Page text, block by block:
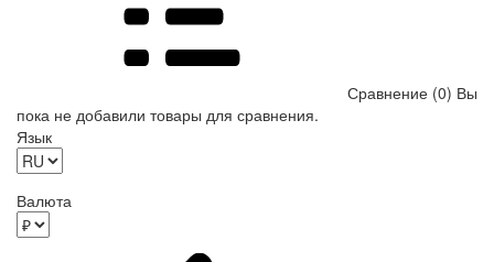
Сравнение (0) Вы
пока не добавили товары для сравнения.
Язык
Валюта